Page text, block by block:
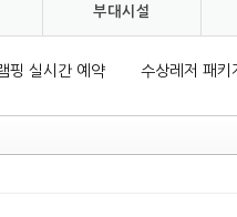
부대시설
핑 실시간 예약 수상레저 패키